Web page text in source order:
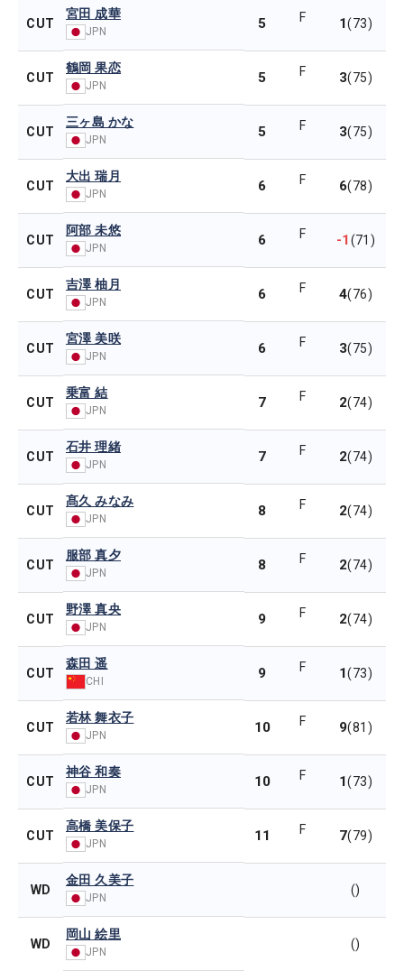
CUT
宮田 成華
JPN 5 F 1(73)
CUT
鶴岡 果恋
JPN 5 F 3(75)
CUT
三ヶ島 かな
JPN 5 F 3(75)
CUT
大出 瑞月
JPN 6 F 6(78)
CUT
阿部 未悠
JPN 6 F -1(71)
CUT
吉澤 柚月
JPN 6 F 4(76)
CUT
宮澤 美咲
JPN 6 F 3(75)
CUT
乗富 結
JPN 7 F 2(74)
CUT
石井 理緒
JPN 7 F 2(74)
CUT
髙久 みなみ
JPN 8 F 2(74)
CUT
服部 真夕
JPN 8 F 2(74)
CUT
野澤 真央
JPN 9 F 2(74)
CUT
森田 遥
CHI 9 F 1(73)
CUT
若林 舞衣子
JPN 10 F 9(81)
CUT
神谷 和奏
JPN 10 F 1(73)
CUT
高橋 美保子
JPN 11 F 7(79)
WD
金田 久美子
JPN
()
WD
岡山 絵里
JPN
()